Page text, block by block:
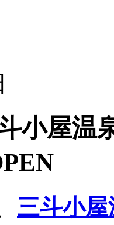
小屋温
三斗小